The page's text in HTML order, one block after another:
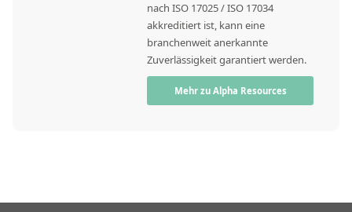
nach ISO 17025 / ISO 17034
akkreditiert ist, kann eine
branchenweit anerkannte
Zuverlässigkeit garantiert werden.
Mehr zu Alpha Resources